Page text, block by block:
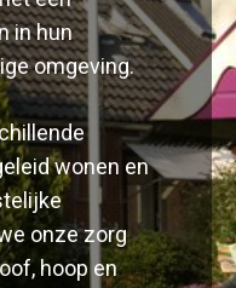
in hun
omgeving.
wonen en
onze zorg
hoop en